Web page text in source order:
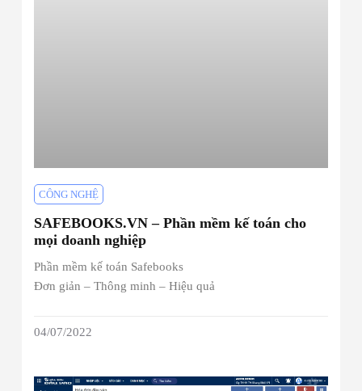
CÔNG NGHỆ
SAFEBOOKS.VN – Phần mềm kế toán cho
mọi doanh nghiệp
Phần mềm kế toán Safebooks
Đơn giản – Thông minh – Hiệu quả
04/07/2022